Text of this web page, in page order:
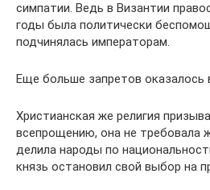
симпатии. Ведь в Византии
годы была политически
подчинялась императорам.
Еще больше запретов оказалось
Христианская же религия
всепрощению, она не требовала
делила народы по
князь остановил свой выбор на